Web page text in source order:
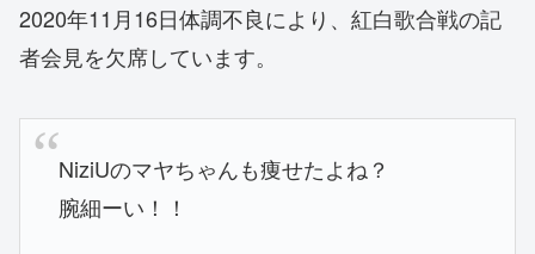
2020年11月16日体調不良により、紅白歌合戦の記
者会見を欠席しています。
NiziUのマヤちゃんも痩せたよね？
腕細ーい！！